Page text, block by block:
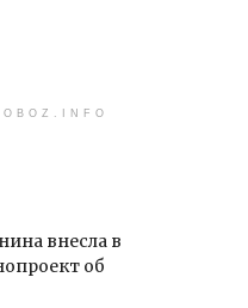
внесла в
об